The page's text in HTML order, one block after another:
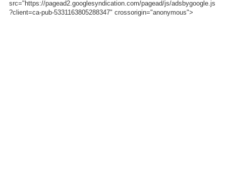
src="https://pagead2.googlesyndication.com/pagead/js/adsbygoogle.js
?client=ca-pub-5331163805288347" crossorigin="anonymous">